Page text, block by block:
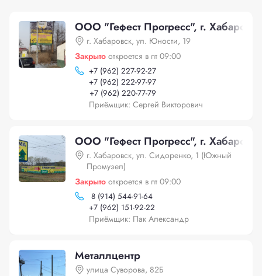
ООО "Гефест Прогресс", г.
г. Хабаровск, ул. Юности, 19
Закрыто откроется в пт 09:00
+7 (962) 227-92-27
+7 (962) 222-97-97
+7 (962) 220-77-79
Приёмщик: Сергей Викторович
ООО "Гефест Прогресс", г.
г. Хабаровск, ул. Сидоренко, 1 (Южный
Промузел)
Закрыто откроется в пт 09:00
8 (914) 544-91-64
+7 (962) 151-92-22
Приёмщик: Пак Александр
Металлцентр
улица Суворова, 82Б